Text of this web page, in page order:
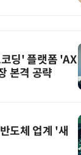
딩' 플랫폼 'AX
본격 공략
도체 업계 '새